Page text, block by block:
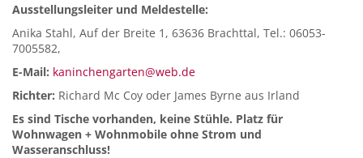
Ausstellungsleiter und Meldestelle:
Anika Stahl, Auf der Breite 1, 63636 Brachttal, Tel.: 06053-
7005582,
E-Mail: kaninchengarten@web.de
Richter: Richard Mc Coy oder James Byrne aus Irland
Es sind Tische vorhanden, keine Stühle. Platz für
Wohnwagen + Wohnmobile ohne Strom und
Wasseranschluss!